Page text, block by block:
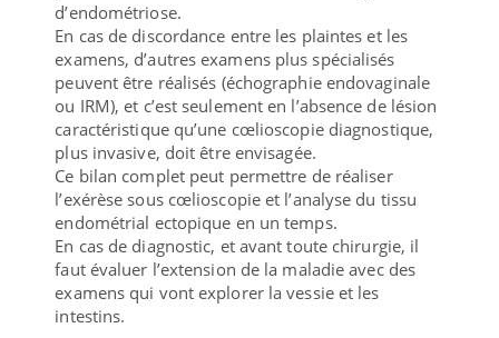
d’endométriose.
En cas de discordance entre les plaintes et les
examens, d’autres examens plus spécialisés
peuvent être réalisés (échographie endovaginale
ou IRM), et c’est seulement en l’absence de lésion
caractéristique qu’une cœlioscopie diagnostique,
plus invasive, doit être envisagée.
Ce bilan complet peut permettre de réaliser
l’exérèse sous cœlioscopie et l’analyse du tissu
endométrial ectopique en un temps.
En cas de diagnostic, et avant toute chirurgie, il
faut évaluer l’extension de la maladie avec des
examens qui vont explorer la vessie et les
intestins.